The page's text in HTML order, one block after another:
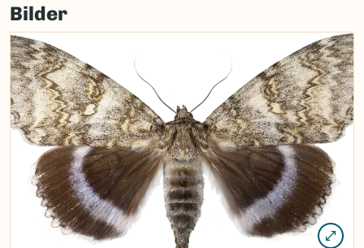
load
map.
Bilder